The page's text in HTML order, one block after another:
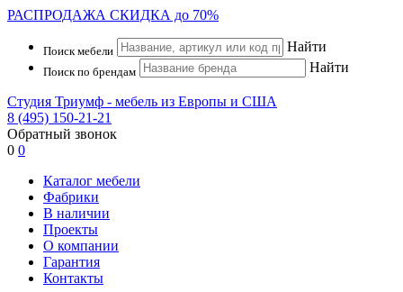
РАСПРОДАЖА СКИДКА до 70%
Поиск мебели Найти
Поиск по брендам Найти
Студия Триумф - мебель из Европы и США
8 (495) 150-21-21
Обратный звонок
0 0
Каталог мебели
Фабрики
В наличии
Проекты
О компании
Гарантия
Контакты